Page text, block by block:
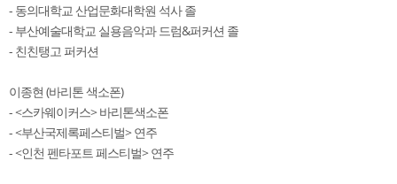
- 동의대학교 산업문화대학원 석사 졸
- 부산예술대학교 실용음악과 드럼&퍼커션 졸
- 친친탱고 퍼커션
이종현 (바리톤 색소폰)
- <스카웨이커스> 바리톤색소폰
- <부산국제록페스티벌> 연주
- <인천 펜타포트 페스티벌> 연주